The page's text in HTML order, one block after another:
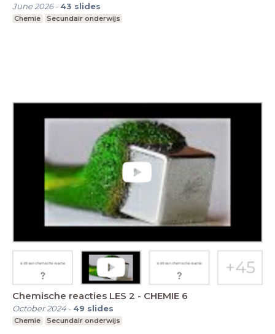
June 2026- 43 slides
Chemie Secundair onderwijs
Chemische reacties LES 2 - CHEMIE 6
October 2024- 49 slides
Chemie Secundair onderwijs